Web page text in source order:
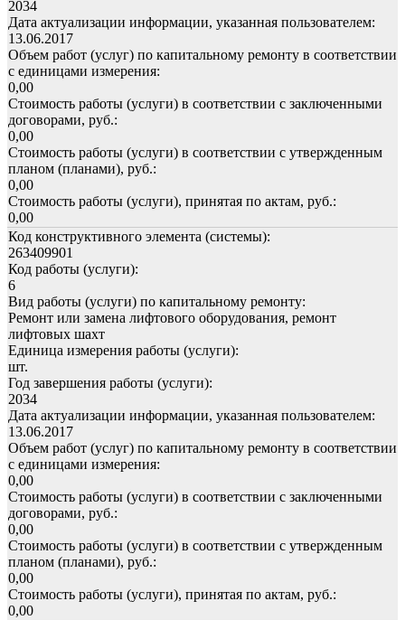
2034
Дата актуализации информации, указанная пользователем:
13.06.2017
Объем работ (услуг) по капитальному ремонту в соответствии
с единицами измерения:
0,00
Стоимость работы (услуги) в соответствии с заключенными
договорами, руб.:
0,00
Стоимость работы (услуги) в соответствии с утвержденным
планом (планами), руб.:
0,00
Стоимость работы (услуги), принятая по актам, руб.:
0,00
Код конструктивного элемента (системы):
263409901
Код работы (услуги):
6
Вид работы (услуги) по капитальному ремонту:
Ремонт или замена лифтового оборудования, ремонт
лифтовых шахт
Единица измерения работы (услуги):
шт.
Год завершения работы (услуги):
2034
Дата актуализации информации, указанная пользователем:
13.06.2017
Объем работ (услуг) по капитальному ремонту в соответствии
с единицами измерения:
0,00
Стоимость работы (услуги) в соответствии с заключенными
договорами, руб.:
0,00
Стоимость работы (услуги) в соответствии с утвержденным
планом (планами), руб.:
0,00
Стоимость работы (услуги), принятая по актам, руб.:
0,00